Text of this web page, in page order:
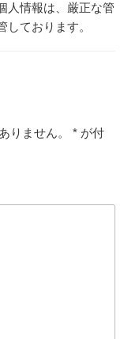
人情報は、厳正な管
ております。
りません。 * が付